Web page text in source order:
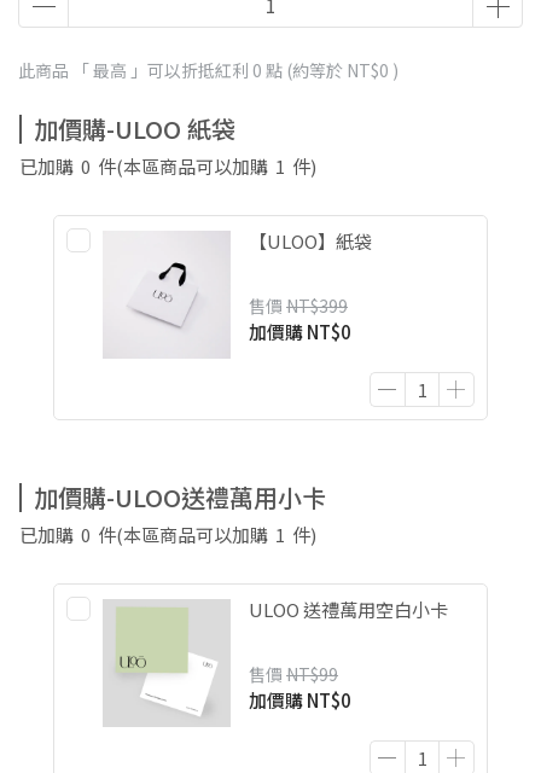
此商品 「 最高 」可以折抵紅利 0 點 (約等於 NT$0 )
加價購-ULOO 紙袋
已加購 0 件(本區商品可以加購 1 件)
【ULOO】紙袋
售價 NT$399
加價購NT$0
加價購-ULOO送禮萬用小卡
已加購 0 件(本區商品可以加購 1 件)
ULOO 送禮萬用空白小卡
售價 NT$99
加價購NT$0